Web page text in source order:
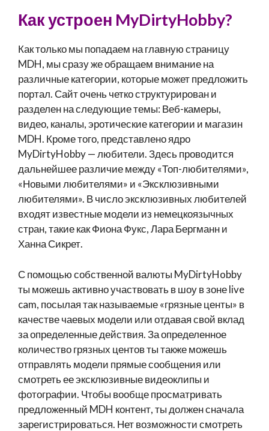
Как устроен MyDirtyHobby?
Как только мы попадаем на главную страницу
MDH, мы сразу же обращаем внимание на
различные категории, которые может предложить
портал. Сайт очень четко структурирован и
разделен на следующие темы: Веб-камеры,
видео, каналы, эротические категории и магазин
MDH. Кроме того, представлено ядро
MyDirtyHobby — любители. Здесь проводится
дальнейшее различие между «Топ-любителями»,
«Новыми любителями» и «Эксклюзивными
любителями». В число эксклюзивных любителей
входят известные модели из немецкоязычных
стран, такие как Фиона Фукс, Лара Бергманн и
Ханна Сикрет.
С помощью собственной валюты MyDirtyHobby
ты можешь активно участвовать в шоу в зоне live
cam, посылая так называемые «грязные центы» в
качестве чаевых модели или отдавая свой вклад
за определенные действия. За определенное
количество грязных центов ты также можешь
отправлять модели прямые сообщения или
смотреть ее эксклюзивные видеоклипы и
фотографии. Чтобы вообще просматривать
предложенный MDH контент, ты должен сначала
зарегистрироваться. Нет возможности смотреть